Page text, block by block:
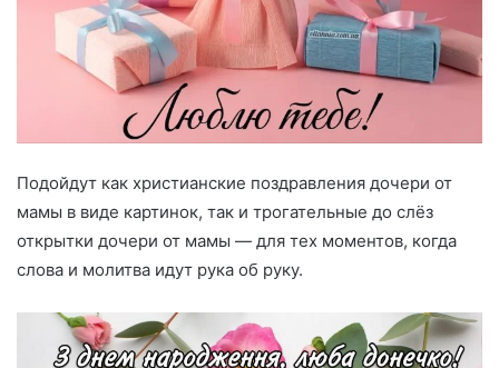
Подойдут как христианские поздравления дочери от
мамы в виде картинок, так и трогательные до слёз
открытки дочери от мамы — для тех моментов, когда
слова и молитва идут рука об руку.